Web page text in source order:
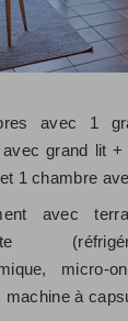
avec 1
grand lit
1 chambre
avec
micro-
machine à